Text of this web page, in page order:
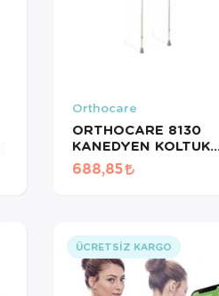
Orthocare
ORTHOCARE 8130
KANEDYEN KOLTUK
DEĞNEĞİ 1 ADET
KATLANIR ÖZELLİKTE
688,85
ÜCRETSIZ KARGO